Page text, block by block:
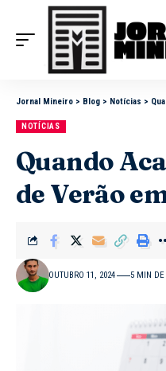
Jornal Mineiro > Blog > Notícias >
NOTÍCIAS
Quando
de Verão
OUTUBRO 11, 2024 5 MIN DE